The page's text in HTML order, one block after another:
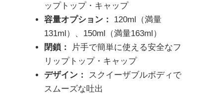
ップトップ・キャップ
容量オプション：
120ml（満量
131ml）、150ml（満量163ml）
閉鎖：
片手で簡単に使える安全なフ
リップトップ・キャップ
デザイン：
スクイーザブルボディで
スムーズな吐出